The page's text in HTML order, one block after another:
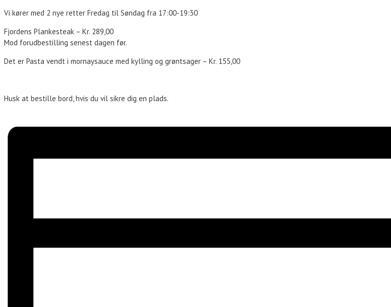
Vi kører med 2 nye retter Fredag til Søndag fra 17:00-19:30
Fjordens Plankesteak – Kr. 289,00
Mod forudbestilling senest dagen før.
Det er Pasta vendt i mornaysauce med kylling og grøntsager – Kr. 155,00
Husk at bestille bord, hvis du vil sikre dig en plads.